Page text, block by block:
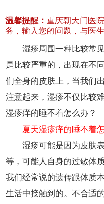
温馨提醒：重庆朝天门医
务，输入您的问题，与医生
湿疹周围一种比较常见
是比较严重的，出现在不
们全身的皮肤上，当我们
注意起来，湿疹不仅比较
湿疹痒的睡不着怎么办？
夏天湿疹痒的睡不着
湿疹可能是因为皮肤表
等，可能人自身的过敏体
我们经常说的遗传跟体质
生活中接触到的。不合适